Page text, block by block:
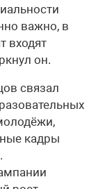
важно, в
входят
он.
связал
кадры